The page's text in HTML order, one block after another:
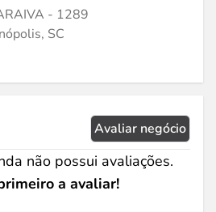
- 1289
SC
Avaliar negócio
não possui avaliações.
a avaliar!